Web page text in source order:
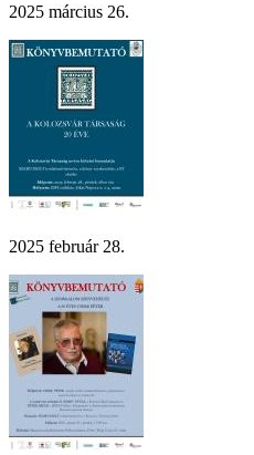
2025 március 26.
2025 február 28.